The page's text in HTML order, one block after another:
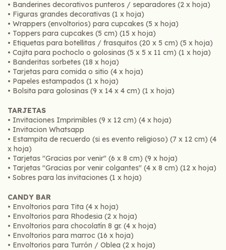
• Banderines decorativos punteros / separadores (2 x hoja)
• Figuras grandes decorativas (1 x hoja)
• Wrappers (envoltorios) para cupcakes (5 x hoja)
• Toppers para cupcakes (5 cm) (15 x hoja)
• Etiquetas para botellitas / frasquitos (20 x 5 cm) (5 x hoja)
• Cajita para pochoclo o golosinas (5 x 5 x 11 cm) (1 x hoja)
• Banderitas sorbetes (18 x hoja)
• Tarjetas para comida o sitio (4 x hoja)
• Papeles estampados (1 x hoja)
• Bolsita para golosinas (9 x 14 x 4 cm) (1 x hoja)
TARJETAS
• Invitaciones Imprimibles (9 x 12 cm) (4 x hoja)
• Invitacion Whatsapp
• Estampita de recuerdo (si es evento religioso) (7 x 12 cm) (4
x hoja)
• Tarjetas "Gracias por venir" (6 x 8 cm) (9 x hoja)
• Tarjetas "Gracias por venir colgantes" (4 x 8 cm) (12 x hoja)
• Sobres para las invitaciones (1 x hoja)
CANDY BAR
• Envoltorios para Tita (4 x hoja)
• Envoltorios para Rhodesia (2 x hoja)
• Envoltorios para chocolatín 8 gr. (4 x hoja)
• Envoltorios para marroc (16 x hoja)
• Envoltorios para Turrón / Oblea (2 x hoja)